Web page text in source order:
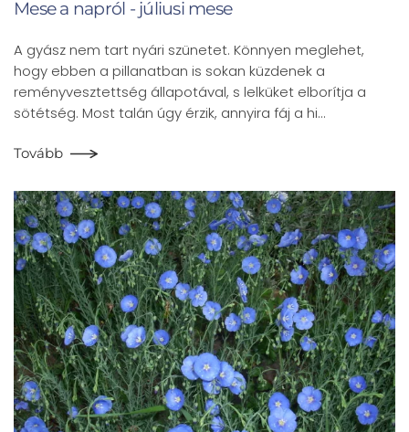
Mese a napról - júliusi mese
A gyász nem tart nyári szünetet. Könnyen meglehet,
hogy ebben a pillanatban is sokan küzdenek a
reményvesztettség állapotával, s lelküket elborítja a
sötétség. Most talán úgy érzik, annyira fáj a hi…
Tovább